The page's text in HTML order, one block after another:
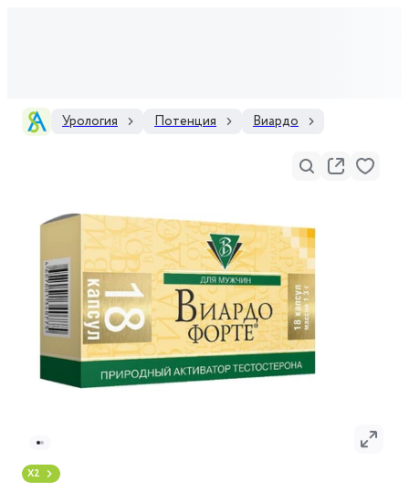
Урология Потенция Виардо
X2